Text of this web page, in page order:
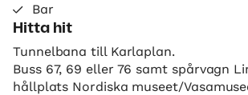
Bar
Hitta hit
Tunnelbana till Karlaplan.
Buss 67, 69 eller 76 samt spårvagn
hållplats Nordiska museet/